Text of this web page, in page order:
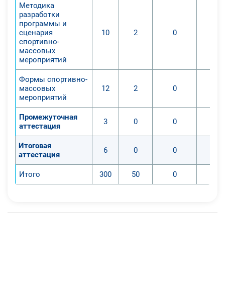
Методика
разработки
программы и
сценария
спортивно-
массовых
мероприятий
10 2 0
Формы спортивно-
массовых
мероприятий
12 2 0
Промежуточная
аттестация
3 0 0
Итоговая
аттестация
6 0 0
Итого 300 50 0